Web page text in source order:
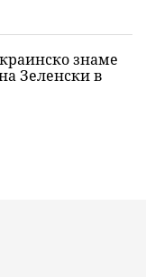
знаме
Зеленски в